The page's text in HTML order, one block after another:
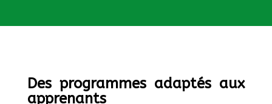
Des programmes adaptés aux
apprenants